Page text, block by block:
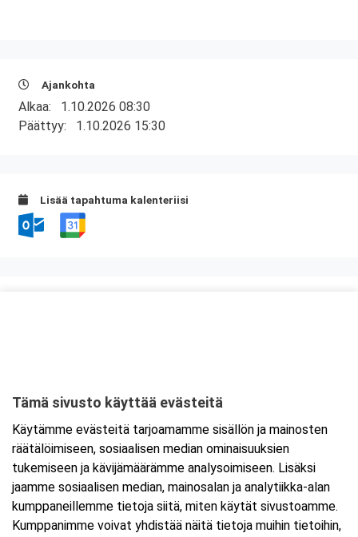
Ajankohta
Alkaa: 1.10.2026 08:30
Päättyy: 1.10.2026 15:30
Lisää tapahtuma kalenteriisi
Tarkempi kartta ja ajo-ohjeet
Tämä sivusto käyttää evästeitä
Käytämme evästeitä tarjoamamme sisällön ja mainosten
räätälöimiseen, sosiaalisen median ominaisuuksien
tukemiseen ja kävijämäärämme analysoimiseen. Lisäksi
jaamme sosiaalisen median, mainosalan ja analytiikka-alan
kumppaneillemme tietoja siitä, miten käytät sivustoamme.
Kumppanimme voivat yhdistää näitä tietoja muihin tietoihin,